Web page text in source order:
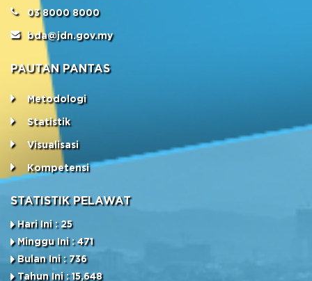
03 8000 8000
bda@jdn.gov.my
PAUTAN PANTAS
Metodologi
Statistik
Visualisasi
Kompetensi
STATISTIK PELAWAT
Hari Ini : 25
Minggu Ini : 471
Bulan Ini : 736
Tahun Ini : 15,648